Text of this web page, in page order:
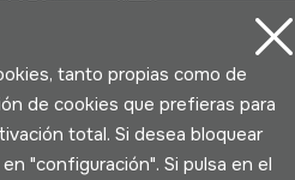
Política de privacidad
de cookies
tanto propias como de
de cookies que prefieras para
total. Si desea bloquear
"configuración". Si pulsa en el